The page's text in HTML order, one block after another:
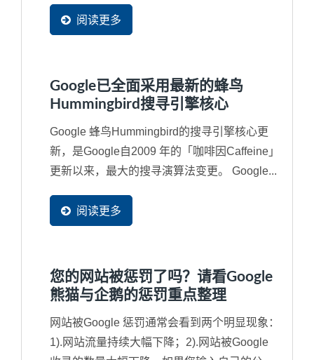
阅读更多
Google已全面采用最新的蜂鸟
Hummingbird搜寻引擎核心
Google 蜂鸟Hummingbird的搜寻引擎核心更
新，是Google自2009 年的「咖啡因Caffeine」
更新以来，最大的搜寻演算法变更。 Google...
阅读更多
您的网站被惩罚了吗？请看Google
熊猫与企鹅的惩罚重点整理
网站被Google 惩罚通常会看到两个明显现象：
1).网站流量持续大幅下降；2).网站被Google